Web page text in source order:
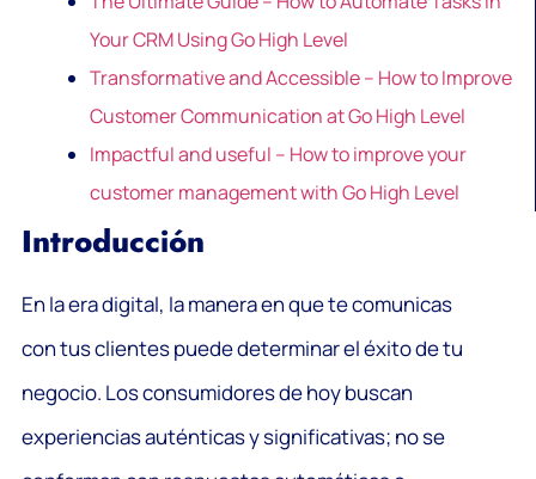
Your CRM Using Go High Level
Transformative and Accessible – How to Improve
Customer Communication at Go High Level
Impactful and useful – How to improve your
customer management with Go High Level
Introducción
En la era digital, la manera en que te comunicas
con tus clientes puede determinar el éxito de tu
negocio. Los consumidores de hoy buscan
experiencias auténticas y significativas; no se